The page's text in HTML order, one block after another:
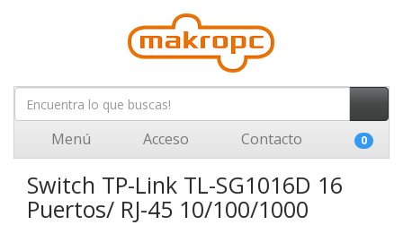
Menú Acceso Contacto 0
Switch TP-Link TL-SG1016D 16
Puertos/ RJ-45 10/100/1000